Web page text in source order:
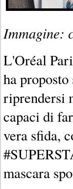
Immagine:
L'Oréal
ha
riprendersi
capaci di
vera sfida,
mascara